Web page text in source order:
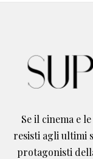
Se il cinema e
resisti agli ultimi
protagonisti